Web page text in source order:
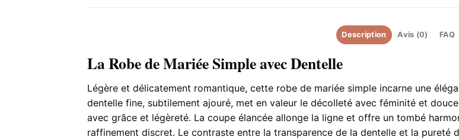
Description Avis (0) FAQ
La Robe de Mariée Simple avec Dentelle
Légère et délicatement romantique, cette robe de mariée simple incarne une
dentelle fine, subtilement ajouré, met en valeur le décolleté avec féminité et
avec grâce et légèreté. La coupe élancée allonge la ligne et offre un tombé
raffinement discret. Le contraste entre la transparence de la dentelle et la pureté